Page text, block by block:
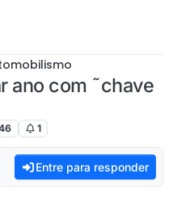
ano com ˜chave
1
Entre para responder